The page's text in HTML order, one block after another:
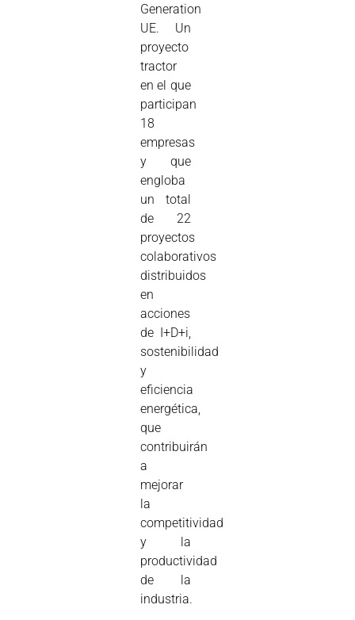
Generation
UE. Un
proyecto
tractor
en el que
participan
18
empresas
y que
engloba
un total
de 22
proyectos
colaborativos
distribuidos
en
acciones
de I+D+i,
sostenibilidad
y
eficiencia
energética,
que
contribuirán
a
mejorar
la
competitividad
y la
productividad
de la
industria.